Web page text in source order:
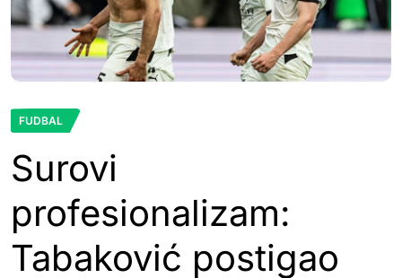
FUDBAL
Surovi
profesionalizam:
Tabaković postigao